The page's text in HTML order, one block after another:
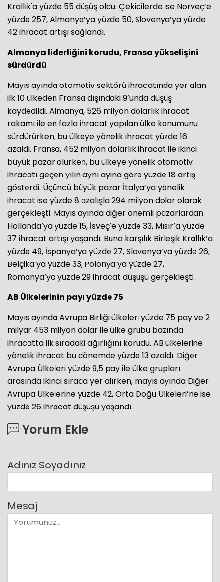
Krallık'a yüzde 55 düşüş oldu. Çekicilerde ise Norveç’e
yüzde 257, Almanya’ya yüzde 50, Slovenya’ya yüzde
42 ihracat artışı sağlandı.
Almanya liderliğini korudu, Fransa yükselişini
sürdürdü
Mayıs ayında otomotiv sektörü ihracatında yer alan
ilk 10 ülkeden Fransa dışındaki 9’unda düşüş
kaydedildi. Almanya, 526 milyon dolarlık ihracat
rakamı ile en fazla ihracat yapılan ülke konumunu
sürdürürken, bu ülkeye yönelik ihracat yüzde 16
azaldı. Fransa, 452 milyon dolarlık ihracat ile ikinci
büyük pazar olurken, bu ülkeye yönelik otomotiv
ihracatı geçen yılın aynı ayına göre yüzde 18 artış
gösterdi. Üçüncü büyük pazar İtalya’ya yönelik
ihracat ise yüzde 8 azalışla 294 milyon dolar olarak
gerçekleşti. Mayıs ayında diğer önemli pazarlardan
Hollanda’ya yüzde 15, İsveç’e yüzde 33, Mısır’a yüzde
37 ihracat artışı yaşandı. Buna karşılık Birleşik Krallık’a
yüzde 49, İspanya’ya yüzde 27, Slovenya’ya yüzde 26,
Belçika’ya yüzde 33, Polonya’ya yüzde 27,
Romanya’ya yüzde 29 ihracat düşüşü gerçekleşti.
AB Ülkelerinin payı yüzde 75
Mayıs ayında Avrupa Birliği ülkeleri yüzde 75 pay ve 2
milyar 453 milyon dolar ile ülke grubu bazında
ihracatta ilk sıradaki ağırlığını korudu. AB ülkelerine
yönelik ihracat bu dönemde yüzde 13 azaldı. Diğer
Avrupa Ülkeleri yüzde 9,5 pay ile ülke grupları
arasında ikinci sırada yer alırken, mayıs ayında Diğer
Avrupa Ülkelerine yüzde 42, Orta Doğu Ülkeleri’ne ise
yüzde 26 ihracat düşüşü yaşandı.
Yorum Ekle
Adınız Soyadınız
Mesaj